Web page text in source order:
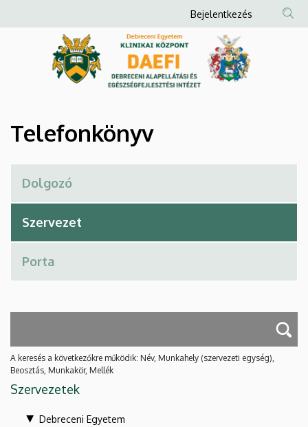
Debreceni
és
Egészségfejlesztési
Intézet
a
Anonim
Felhasználói
fiók
menüje
Bejelentkezés
Telefonkönyv
A keresés a következőkre működik: Név, Munkahely (szervezeti egység),
Beosztás, Munkakör, Mellék
Szervezetek
Debreceni Egyetem